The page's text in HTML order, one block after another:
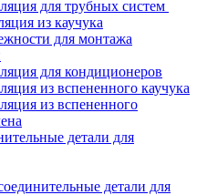
для трубных систем
из каучука
для монтажа
для кондиционеров
из вспененного каучука
из вспененного
детали для
детали для